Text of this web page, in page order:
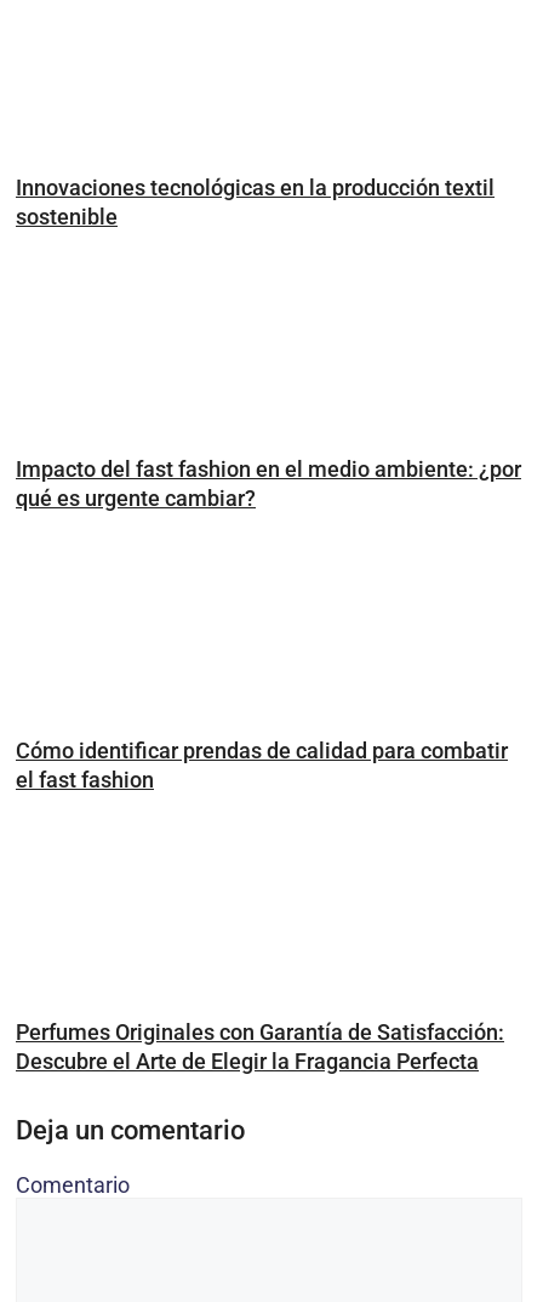
Innovaciones tecnológicas en la producción textil
sostenible
Impacto del fast fashion en el medio ambiente: ¿por
qué es urgente cambiar?
Cómo identificar prendas de calidad para combatir
el fast fashion
Perfumes Originales con Garantía de Satisfacción:
Descubre el Arte de Elegir la Fragancia Perfecta
Deja un comentario
Comentario